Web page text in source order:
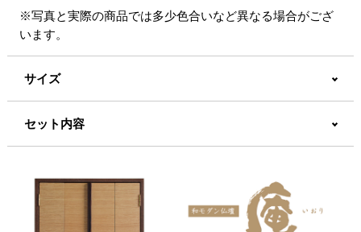
※写真と実際の商品では多少色合いなど異なる場合がござ
います。
サイズ
セット内容